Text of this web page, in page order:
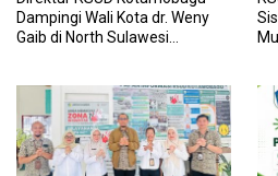
Dampingi Wali Kota dr. Weny
Gaib di North Sulawesi